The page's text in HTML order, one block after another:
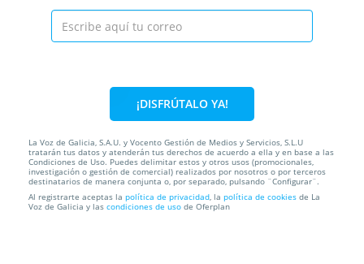
50% 36,90€ 18,45€
Exclusiva sesión de peluquería
C&B Moreda Vigo
¡DISFRÚTALO YA!
La Voz de Galicia, S.A.U. y Vocento Gestión de Medios y Servicios, S.L.U
tratarán tus datos y atenderán tus derechos de acuerdo a ella y en base a las
Condiciones de Uso. Puedes delimitar estos y otros usos (promocionales,
investigación o gestión de comercial) realizados por nosotros o por terceros
destinatarios de manera conjunta o, por separado, pulsando ¨Configurar¨.
Al registrarte aceptas la política de privacidad, la política de cookies de La
Voz de Galicia y las condiciones de uso de Oferplan